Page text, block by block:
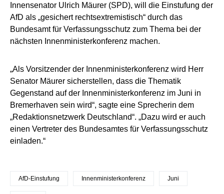
Innensenator Ulrich Mäurer (SPD), will die Einstufung der
AfD als „gesichert rechtsextremistisch“ durch das
Bundesamt für Verfassungsschutz zum Thema bei der
nächsten Innenministerkonferenz machen.
„Als Vorsitzender der Innenministerkonferenz wird Herr
Senator Mäurer sicherstellen, dass die Thematik
Gegenstand auf der Innenministerkonferenz im Juni in
Bremerhaven sein wird“, sagte eine Sprecherin dem
„Redaktionsnetzwerk Deutschland“. „Dazu wird er auch
einen Vertreter des Bundesamtes für Verfassungsschutz
einladen.“
AfD-Einstufung Innenministerkonferenz Juni